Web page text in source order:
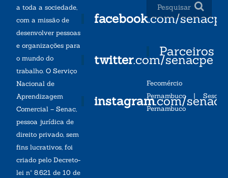
a toda a sociedade,
com a missão de
desenvolver pessoas
e organizações para
o mundo do
trabalho. O Serviço
Nacional de
Aprendizagem
Comercial – Senac,
pessoa jurídica de
direito privado, sem
fins lucrativos, foi
criado pelo Decreto-
lei nº 8.621 de 10 de
facebook.com/senacpe
twitter.com/senacpe
instagram.com/
Parceiros
Fecomércio
Pernambuco| Sesc
Pernambuco